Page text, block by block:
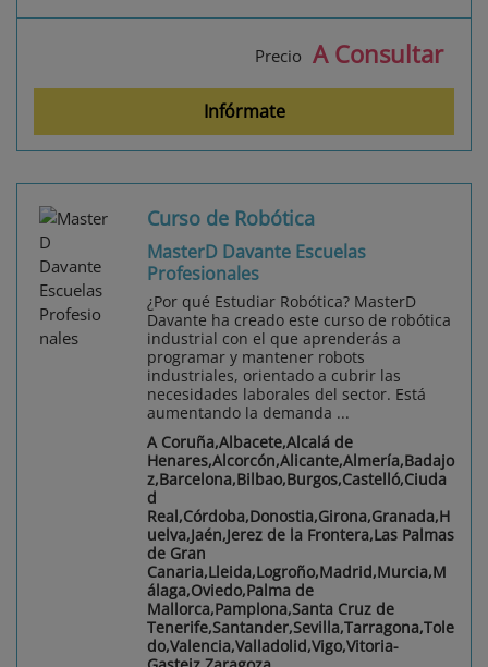
Precio A Consultar
Infórmate
Curso de Robótica
MasterD Davante Escuelas
Profesionales
¿Por qué Estudiar Robótica? MasterD
Davante ha creado este curso de robótica
industrial con el que aprenderás a
programar y mantener robots
industriales, orientado a cubrir las
necesidades laborales del sector. Está
aumentando la demanda ...
A Coruña,Albacete,Alcalá de
Henares,Alcorcón,Alicante,Almería,Badajo
z,Barcelona,Bilbao,Burgos,Castelló,Ciuda
d
Real,Córdoba,Donostia,Girona,Granada,H
uelva,Jaén,Jerez de la Frontera,Las Palmas
de Gran
Canaria,Lleida,Logroño,Madrid,Murcia,M
álaga,Oviedo,Palma de
Mallorca,Pamplona,Santa Cruz de
Tenerife,Santander,Sevilla,Tarragona,Tole
do,Valencia,Valladolid,Vigo,Vitoria-